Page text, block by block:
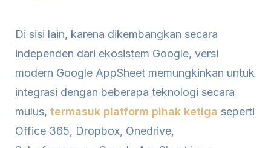
Di sisi lain, karena dikembangkan secara
independen dari ekosistem Google, versi
modern Google AppSheet memungkinkan untuk
integrasi dengan beberapa teknologi secara
mulus, termasuk platform pihak ketiga seperti
Office 365, Dropbox, Onedrive,